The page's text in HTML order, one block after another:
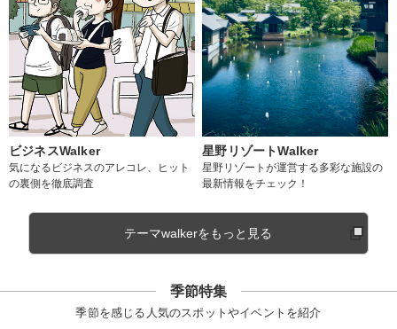
ビジネスWalker
気になるビジネスのアレコレ、ヒット
の裏側を徹底調査
星野リゾートWalker
星野リゾートが運営する多彩な施設の
最新情報をチェック！
テーマwalkerをもっと見る
季節特集
季節を感じる人気のスポットやイベントを紹介